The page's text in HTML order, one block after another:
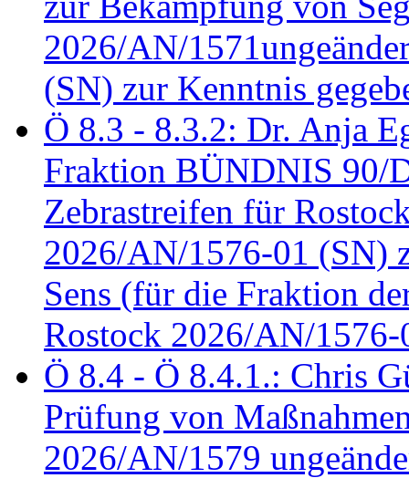
2026/AN/
(SN) zur Kenntnis
Ö 8.3 - 8.3.2: Dr. Anja
Fraktion BÜNDNIS 90/
Zebrastreifen für
2026/AN/1576-01 (SN)
Sens (für die Fraktion
Rostock 2026/AN/1576-
Ö 8.4 - Ö 8.4.1.: Chris
Prüfung von
2026/AN/1579